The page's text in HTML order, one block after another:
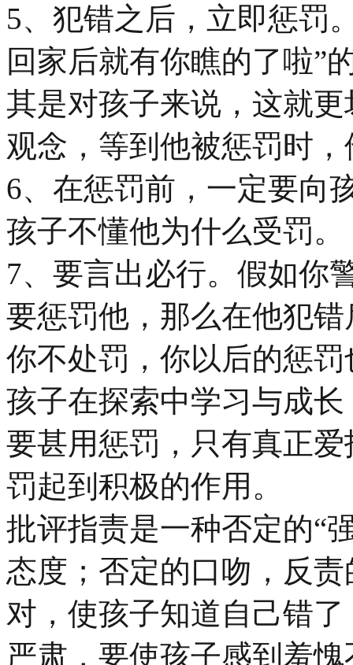
5、犯错之后，立即惩罚
回家后就有你瞧的了啦”
其是对孩子来说，这就
观念，等到他被惩罚时
6、在惩罚前，一定要向
孩子不懂他为什么受罚。
7、要言出必行。假如你
要惩罚他，那么在他犯
你不处罚，你以后的惩
孩子在探索中学习与成
要甚用惩罚，只有真正
罚起到积极的作用。
批评指责是一种否定的“
态度；否定的口吻，反
对，使孩子知道自己错
严肃，要使孩子感到羞